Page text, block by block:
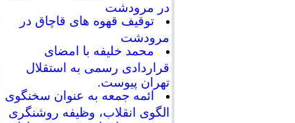
در مرودشت
توقیف قهوه های قاچاق در
مرودشت
محمد خلیفه با امضای
قراردادی رسمی به استقلال
تهران پیوست.
ائمه جمعه به عنوان سخنگوی
الگوی انقلاب، وظیفه روشنگری